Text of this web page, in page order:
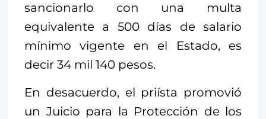
sancionarlo con una multa
equivalente a 500 días de salario
mínimo vigente en el Estado, es
decir 34 mil 140 pesos.
En desacuerdo, el priísta promovió
un Juicio para la Protección de los